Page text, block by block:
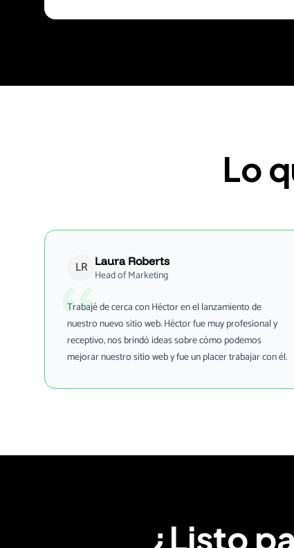
Lo
LR Laura Roberts
Head of Marketing
Trabajé de cerca con Héctor en el lanzamiento de
nuestro nuevo sitio web. Héctor fue muy profesional y
receptivo, nos brindó ideas sobre cómo podemos
mejorar nuestro sitio web y fue un placer trabajar con él.
¿Listo